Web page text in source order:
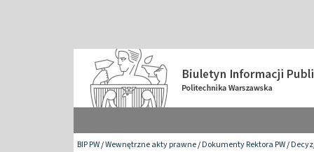
BIP PW/Wewnętrzne akty prawne/Dokumenty Rektora PW/